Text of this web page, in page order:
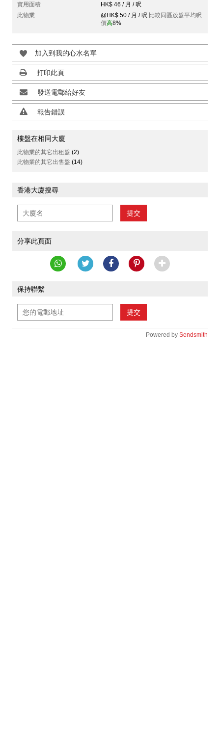
實用面積
HK$ 46 / 月 / 呎
此物業
@HK$ 50 / 月 / 呎 比較同區放盤平均呎
價高8%
加入到我的心水名單
打印此頁
發送電郵給好友
報告錯誤
樓盤在相同大廈
此物業的其它出租盤 (2)
此物業的其它出售盤 (14)
香港大廈搜尋
提交
分享此頁面
保持聯繫
提交
Powered by Sendsmith